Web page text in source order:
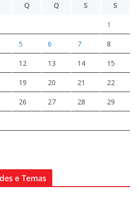
Q Q S S
1
5 6 7 8
12 13 14 15
19 20 21 22
26 27 28 29
e Temas